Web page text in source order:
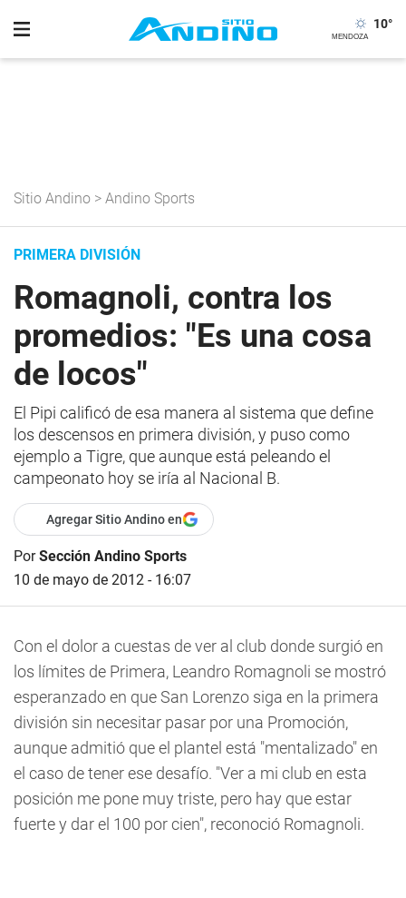
10°
Sitio Andino > Andino Sports
PRIMERA DIVISIÓN
Romagnoli, contra los
promedios: "Es una cosa
de locos"
El Pipi calificó de esa manera al sistema que define
los descensos en primera división, y puso como
ejemplo a Tigre, que aunque está peleando el
campeonato hoy se iría al Nacional B.
Agregar Sitio Andino en
PorSección Andino Sports
10 de mayo de 2012 - 16:07
Con el dolor a cuestas de ver al club donde surgió en
los límites de Primera, Leandro Romagnoli se mostró
esperanzado en que San Lorenzo siga en la primera
división sin necesitar pasar por una Promoción,
aunque admitió que el plantel está "mentalizado" en
el caso de tener ese desafío. "Ver a mi club en esta
posición me pone muy triste, pero hay que estar
fuerte y dar el 100 por cien", reconoció Romagnoli.